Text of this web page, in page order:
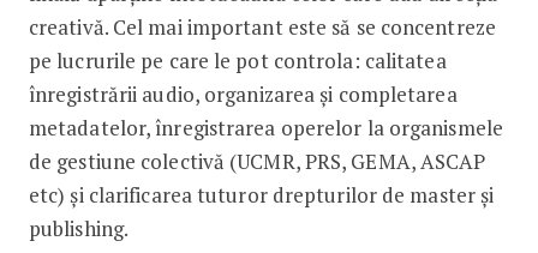
creativă. Cel mai important este să se concentreze
pe lucrurile pe care le pot controla: calitatea
înregistrării audio, organizarea și completarea
metadatelor, înregistrarea operelor la organismele
de gestiune colectivă (UCMR, PRS, GEMA, ASCAP
etc) și clarificarea tuturor drepturilor de master și
publishing.